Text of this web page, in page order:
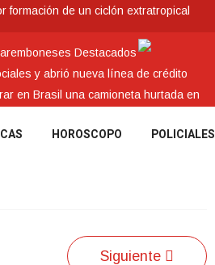
formación de un ciclón extratropical
Destacados
y abrió nueva línea de crédito
en Brasil una camioneta hurtada en
HOROSCOPO POLICIALES
Siguiente